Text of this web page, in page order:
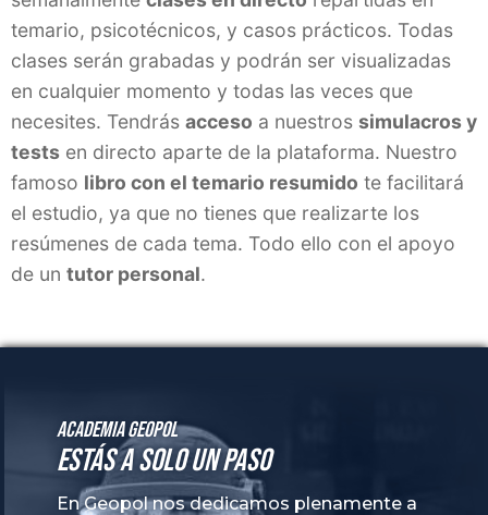
Academia GeoPol
Estás a solo un paso
En Geopol nos dedicamos plenamente a